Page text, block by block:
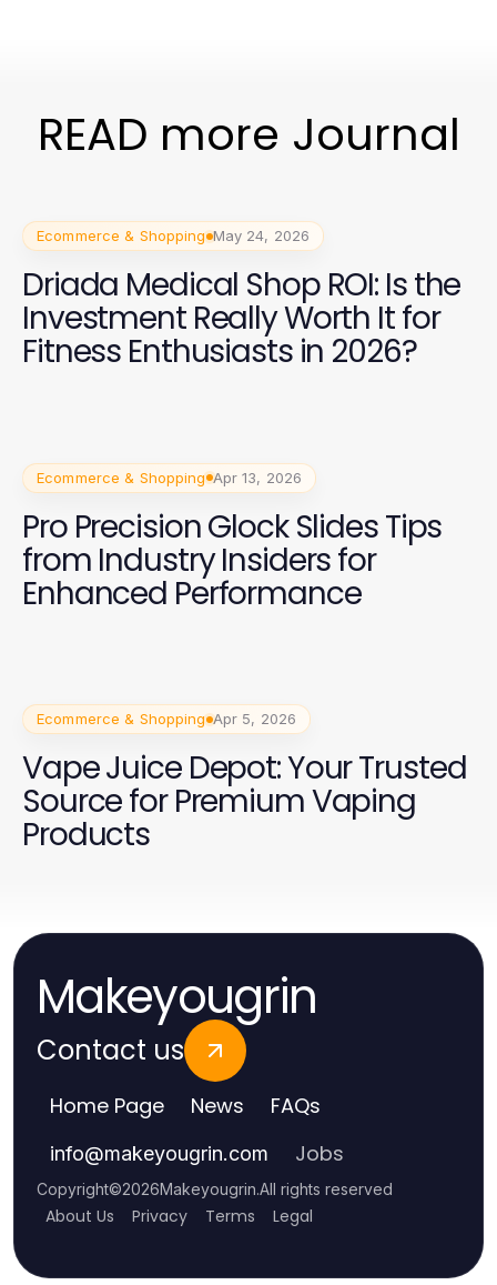
READ more Journal
Ecommerce & Shopping May 24, 2026
Driada Medical Shop ROI: Is the
Investment Really Worth It for
Fitness Enthusiasts in 2026?
Ecommerce & Shopping Apr 13, 2026
Pro Precision Glock Slides Tips
from Industry Insiders for
Enhanced Performance
Ecommerce & Shopping Apr 5, 2026
Vape Juice Depot: Your Trusted
Source for Premium Vaping
Products
Makeyougrin
Contact us
Home Page News FAQs
info@makeyougrin.com Jobs
Copyright©2026Makeyougrin.All rights reserved
About Us Privacy Terms Legal